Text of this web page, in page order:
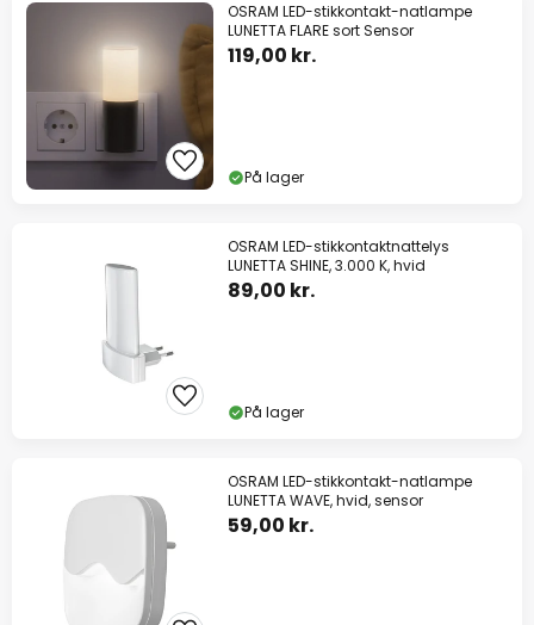
OSRAM LED-stikkontakt-natlampe
LUNETTA FLARE sort Sensor
119,00 kr.
På lager
OSRAM LED-stikkontaktnattelys
LUNETTA SHINE, 3.000 K, hvid
89,00 kr.
På lager
OSRAM LED-stikkontakt-natlampe
LUNETTA WAVE, hvid, sensor
59,00 kr.
Ekstra rabat
13% rabat
10% rabat
på næsten alt*
Spar nu